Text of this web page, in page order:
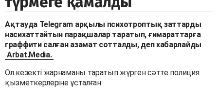
Ақтауда Telegram арқылы психотроптық заттарды
насихаттайтын парақшалар таратып, ғимараттарға
граффити салған азамат сотталды, деп хабарлайды
Arbat.Media.
Ол кезекті жарнаманы таратып жүрген сәтте полиция
қызметкерлеріне ұсталған.